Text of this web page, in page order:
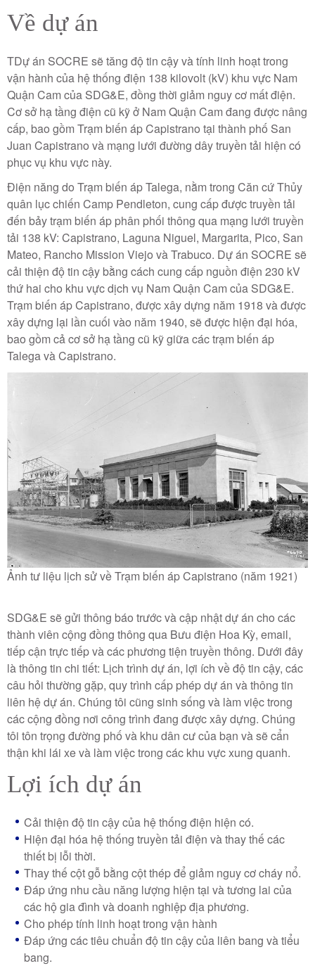
Về dự án
TDự án SOCRE sẽ tăng độ tin cậy và tính linh hoạt trong
vận hành của hệ thống điện 138 kilovolt (kV) khu vực Nam
Quận Cam của SDG&E, đồng thời giảm nguy cơ mất điện.
Cơ sở hạ tầng điện cũ kỹ ở Nam Quận Cam đang được nâng
cấp, bao gồm Trạm biến áp Capistrano tại thành phố San
Juan Capistrano và mạng lưới đường dây truyền tải hiện có
phục vụ khu vực này.
Điện năng do Trạm biến áp Talega, nằm trong Căn cứ Thủy
quân lục chiến Camp Pendleton, cung cấp được truyền tải
đến bảy trạm biến áp phân phối thông qua mạng lưới truyền
tải 138 kV: Capistrano, Laguna Niguel, Margarita, Pico, San
Mateo, Rancho Mission Viejo và Trabuco. Dự án SOCRE sẽ
cải thiện độ tin cậy bằng cách cung cấp nguồn điện 230 kV
thứ hai cho khu vực dịch vụ Nam Quận Cam của SDG&E.
Trạm biến áp Capistrano, được xây dựng năm 1918 và được
xây dựng lại lần cuối vào năm 1940, sẽ được hiện đại hóa,
bao gồm cả cơ sở hạ tầng cũ kỹ giữa các trạm biến áp
Talega và Capistrano.
Ảnh tư liệu lịch sử về Trạm biến áp Capistrano (năm 1921)
SDG&E sẽ gửi thông báo trước và cập nhật dự án cho các
thành viên cộng đồng thông qua Bưu điện Hoa Kỳ, email,
tiếp cận trực tiếp và các phương tiện truyền thông. Dưới đây
là thông tin chi tiết: Lịch trình dự án, lợi ích về độ tin cậy, các
câu hỏi thường gặp, quy trình cấp phép dự án và thông tin
liên hệ dự án. Chúng tôi cũng sinh sống và làm việc trong
các cộng đồng nơi công trình đang được xây dựng. Chúng
tôi tôn trọng đường phố và khu dân cư của bạn và sẽ cẩn
thận khi lái xe và làm việc trong các khu vực xung quanh.
Lợi ích dự án
Cải thiện độ tin cậy của hệ thống điện hiện có.
Hiện đại hóa hệ thống truyền tải điện và thay thế các
thiết bị lỗi thời.
Thay thế cột gỗ bằng cột thép để giảm nguy cơ cháy nổ.
Đáp ứng nhu cầu năng lượng hiện tại và tương lai của
các hộ gia đình và doanh nghiệp địa phương.
Cho phép tính linh hoạt trong vận hành
Đáp ứng các tiêu chuẩn độ tin cậy của liên bang và tiểu
bang.